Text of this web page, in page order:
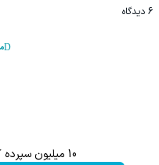
6 دیدگاه
10 میلیون سپرده کن، 20 میلیون بردار🔥😍